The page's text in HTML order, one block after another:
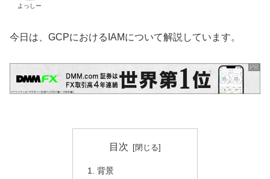
よっしー
今日は、GCPにおけるIAMについて解説しています。
目次
背景